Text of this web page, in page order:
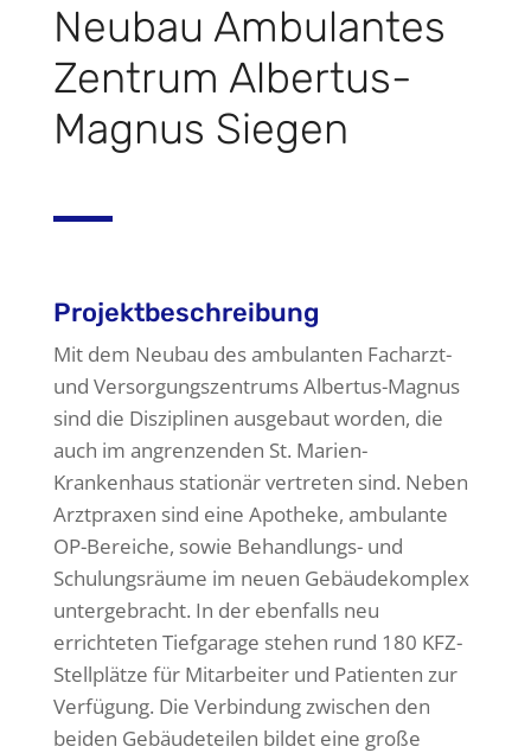
Neubau Ambulantes
Zentrum Albertus-
Magnus Siegen
Projektbeschreibung
Mit dem Neubau des ambulanten Facharzt-
und Versorgungszentrums Albertus-Magnus
sind die Disziplinen ausgebaut worden, die
auch im angrenzenden St. Marien-
Krankenhaus stationär vertreten sind. Neben
Arztpraxen sind eine Apotheke, ambulante
OP-Bereiche, sowie Behandlungs- und
Schulungsräume im neuen Gebäudekomplex
untergebracht. In der ebenfalls neu
errichteten Tiefgarage stehen rund 180 KFZ-
Stellplätze für Mitarbeiter und Patienten zur
Verfügung. Die Verbindung zwischen den
beiden Gebäudeteilen bildet eine große